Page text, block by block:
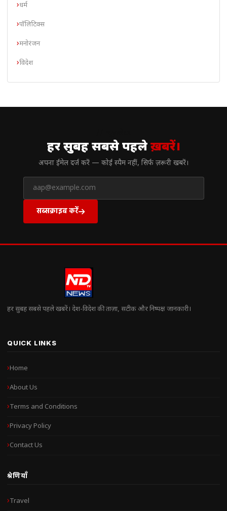
धर्म
पॉलिटिक्स
मनोरंजन
विदेश
हर सुबह सबसे पहलेख़बरें।
अपना ईमेल दर्ज करें — कोई स्पैम नहीं, सिर्फ ज़रूरी खबरें।
सब्सक्राइब करें
हर सुबह सबसे पहले खबरें। देश-विदेश की ताज़ा, सटीक और निष्पक्ष जानकारी।
QUICK LINKS
Home
About Us
Terms and Conditions
Privacy Policy
Contact Us
श्रेणियाँ
Travel